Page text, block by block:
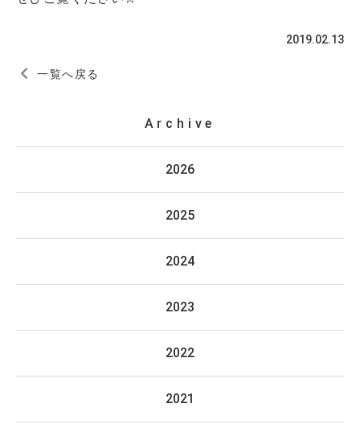
2019.02.13
一覧へ戻る
Archive
2026
2025
2024
2023
2022
2021